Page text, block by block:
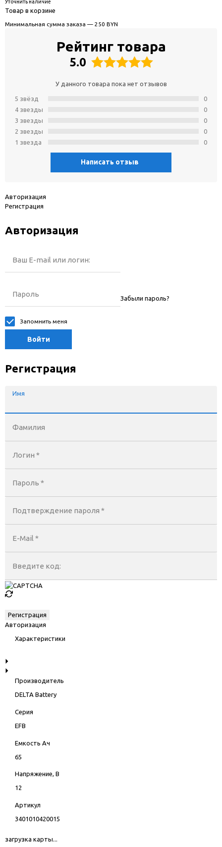
Уточнить наличие
Товар в корзине
Минимальная сумма заказа — 250 BYN
Рейтинг товара
5.0
У данного товара пока нет отзывов
5 звёзд
4 звeзды
3 звeзды
2 звeзды
1 звeзда
0
0
0
0
0
Написать отзыв
Авторизация
Регистрация
Авторизация
Ваш E-mail или логин:
Пароль Забыли пароль?
Запомнить меня
Войти
Регистрация
Имя
Фамилия
Логин *
Пароль *
Подтверждение пароля *
E-Mail *
Введите код:
Авторизация
Характеристики
Производитель
DELTA Battery
Серия
EFB
Емкость Ач
65
Напряжение, В
12
Артикул
3401010420015
загрузка карты...